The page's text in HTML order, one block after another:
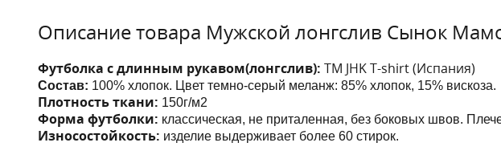
Описание товара Мужской лонгслив Сынок
Футболка с длинным рукавом(лонгслив): ТМ JHK T-shirt (Испания)
Состав: 100% хлопок. Цвет темно-серый меланж: 85% хлопок, 15% вискоза.
Плотность ткани: 150г/м2
Форма футболки: классическая, не приталенная, без боковых швов.
Износостойкость: изделие выдерживает более 60 стирок.